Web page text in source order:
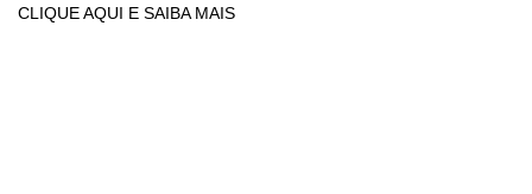
CLIQUE AQUI E SAIBA MAIS